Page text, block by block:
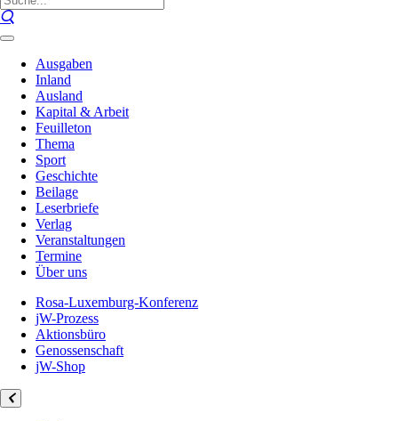
Ausgaben
Inland
Ausland
Kapital & Arbeit
Feuilleton
Thema
Sport
Geschichte
Beilage
Leserbriefe
Verlag
Veranstaltungen
Termine
Über uns
Rosa-Luxemburg-Konferenz
jW-Prozess
Aktionsbüro
Genossenschaft
jW-Shop